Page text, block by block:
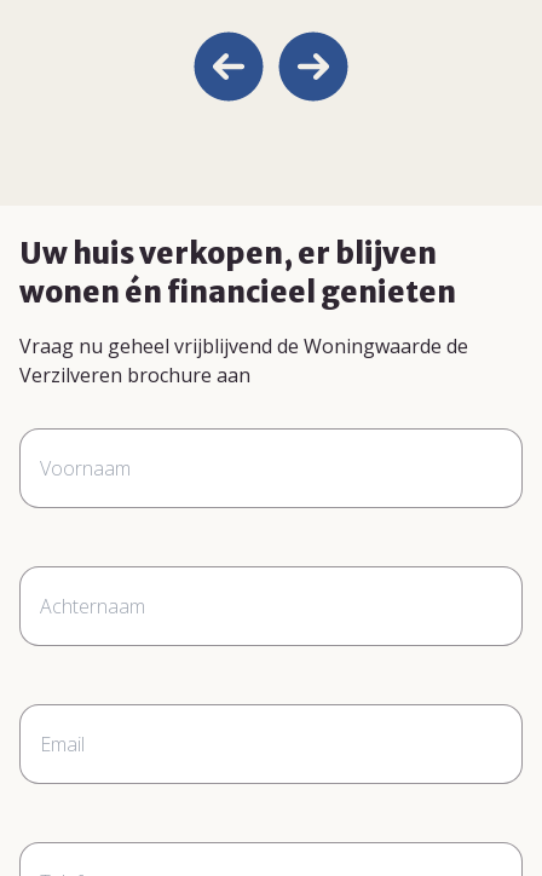
Uw huis verkopen, er blijven
wonen én financieel genieten
Vraag nu geheel vrijblijvend de Woningwaarde de
Verzilveren brochure aan